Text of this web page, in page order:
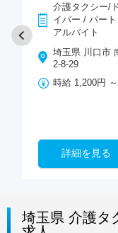
介護タクシー/
イバー / パート
アルバイト
埼玉県 川口市
2-8-29
時給 1,200円 ～
詳細を見る
埼玉県 介護タ